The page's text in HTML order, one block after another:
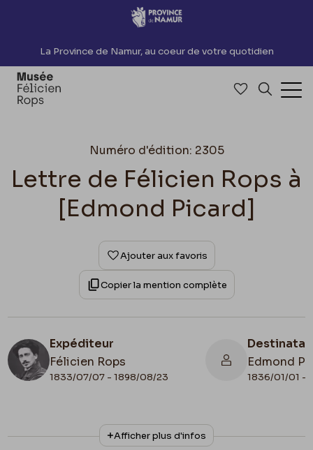
Accèder directement au contenu
La Province de Namur, au coeur de votre quotidien
Accéder à
Numéro d'édition: 2305
Lettre de Félicien Rops à
[Edmond Picard]
Ajouter aux favoris
Copier la mention complète
Expéditeur
Félicien Rops
1833/07/07 - 1898/08/23
Edmond
1836/01/01 -
N° d'inventaire
ML/00631/0041
Collationnage
Autographe
Afficher plus d'infos